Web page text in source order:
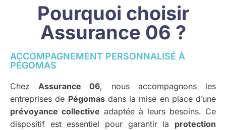
Pourquoi choisir
Assurance 06 ?
ACCOMPAGNEMENT PERSONNALISÉ À
PÉGOMAS
ChezAssurance 06, nous accompagnons les
entreprises de Pégomasdans la mise en place d’une
prévoyance collective adaptée à leurs besoins. Ce
dispositif est essentiel pour garantir la protection